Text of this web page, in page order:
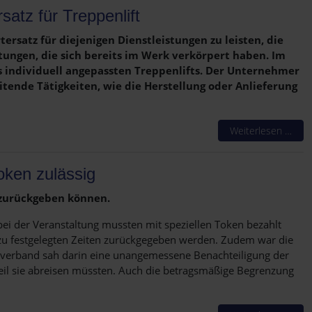
für Treppenlift
für diejenigen Dienstleistungen zu leisten, die
die sich bereits im Werk verkörpert haben. Im
individuell angepassten Treppenlifts. Der Unternehmer
Tätigkeiten, wie die Herstellung oder Anlieferung
Weiterlesen …
zulässig
können.
der Veranstaltung mussten mit speziellen Token bezahlt
Zeiten zurückgegeben werden. Zudem war die
sah darin eine unangemessene Benachteiligung der
sie abreisen müssten. Auch die betragsmäßige Begrenzung